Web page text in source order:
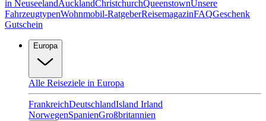
in NeuseelandAucklandChristchurchQueenstownUnsere
FahrzeugtypenWohnmobil-RatgeberReisemagazinFAQGeschenk
Gutschein
Europa
Alle Reiseziele in Europa
FrankreichDeutschlandIsland Irland
NorwegenSpanienGroßbritannien